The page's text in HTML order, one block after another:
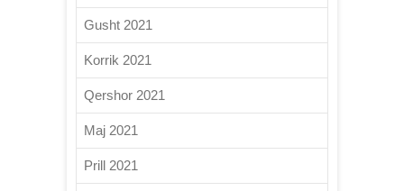
Gusht 2021
Korrik 2021
Qershor 2021
Maj 2021
Prill 2021